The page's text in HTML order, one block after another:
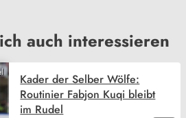
auch interessieren
Kader der Selber Wölfe:
Routinier Fabjon Kuqi bleibt
im Rudel